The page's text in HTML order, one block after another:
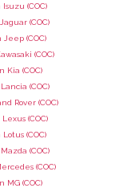
(COC)
(COC)
(COC)
(COC)
(COC)
(COC)
Rover (COC)
(COC)
(COC)
(COC)
(COC)
(COC)